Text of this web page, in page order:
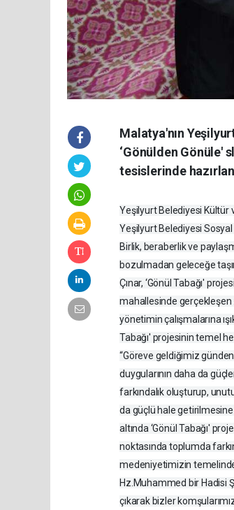
Malatya'nın
‘Gönülden Gönüle'
tesislerinde
Yeşilyurt Belediyesi Kültür
Yeşilyurt Belediyesi
Birlik, beraberlik ve
bozulmadan geleceğe
Çınar, ‘Gönül Tabağı'
mahallesinde gerçekleşen
yönetimin çalışmalarına
Tabağı' projesinin temel
“Göreve geldiğimiz
duygularının daha da
farkındalık oluşturup,
da güçlü hale getirilmesine
altında ‘Gönül Tabağı'
noktasında toplumda
medeniyetimizin
Hz.Muhammed bir Hadisi
çıkarak bizler